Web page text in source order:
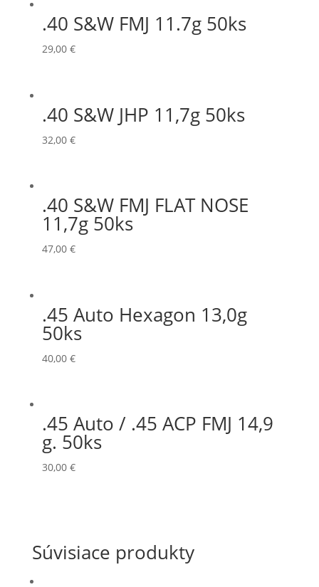
.40 S&W FMJ 11.7g 50ks
29,00 €
.40 S&W JHP 11,7g 50ks
32,00 €
.40 S&W FMJ FLAT NOSE
11,7g 50ks
47,00 €
.45 Auto Hexagon 13,0g
50ks
40,00 €
.45 Auto / .45 ACP FMJ 14,9
g. 50ks
30,00 €
Súvisiace produkty